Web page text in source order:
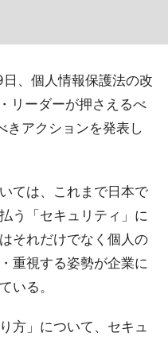
、個人情報保護法の改
リーダーが押さえるべ
きアクションを発表し
ては、これまで日本で
う「セキュリティ」に
それだけでなく個人の
重視する姿勢が企業に
いる。
方」について、セキュ